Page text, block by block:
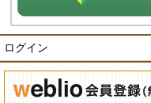
ログイン